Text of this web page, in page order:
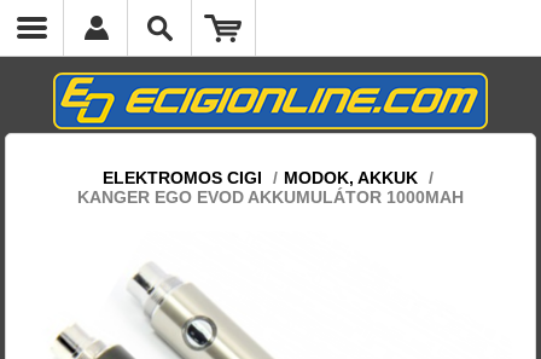
ELEKTROMOS CIGI / MODOK, AKKUK /
KANGER EGO EVOD AKKUMULÁTOR 1000MAH